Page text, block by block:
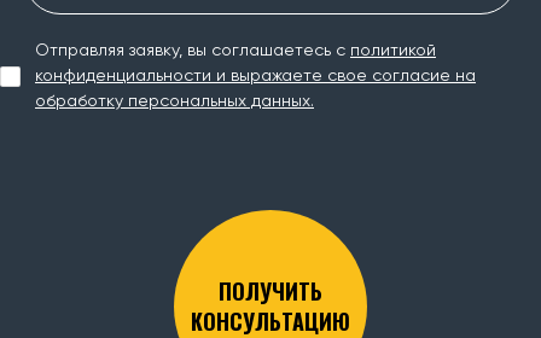
Отправляя заявку, вы соглашаетесь с политикой
конфиденциальности и выражаете свое согласие на
обработку персональных данных.
ПОЛУЧИТЬ
КОНСУЛЬТАЦИЮ